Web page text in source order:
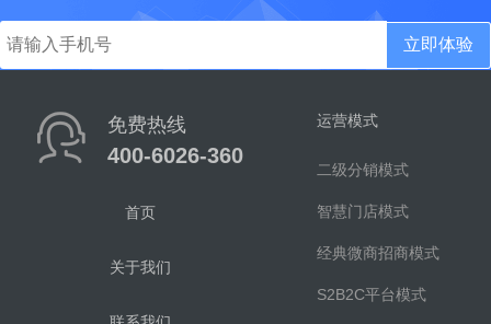
立即体验
免费热线
400-6026-360
首页
关于我们
运营模式
二级分销模式
智慧门店模式
经典微商招商模式
S2B2C平台模式